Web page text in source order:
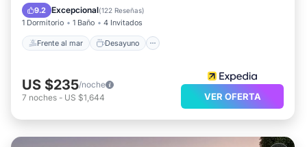
9.2 Excepcional(122 Reseñas)
1 Dormitorio 1 Baño 4 Invitados
Frente al mar Desayuno
Vista al mar
Vistas
US $235/noche
7 noches - US $1,644 VER OFERTA